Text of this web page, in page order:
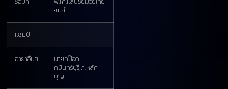
ยิมส์
แชมป์ —-
ฉายาอื่นๆ
นายกป๊อด
กบินทร์บุรี,ภ.หลัก
บุญ